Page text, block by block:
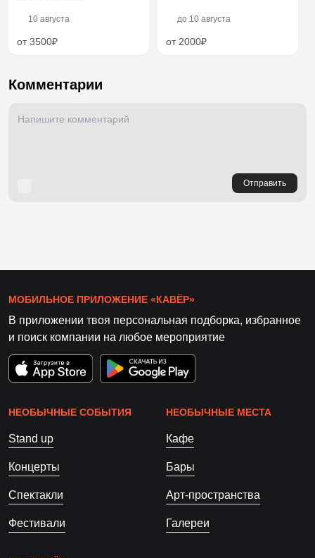
10 августа
от 3500₽
до 10 августа
от 2000₽
Комментарии
Отправить
МОБИЛЬНОЕ ПРИЛОЖЕНИЕ «КАВЁР»
В приложении твоя персональная подборка, избранное
и поиск компании на любое мероприятие
НЕОБЫЧНЫЕ СОБЫТИЯ
Stand up
Концерты
Спектакли
Фестивали
НЕОБЫЧНЫЕ МЕСТА
Кафе
Бары
Арт-пространства
Галереи